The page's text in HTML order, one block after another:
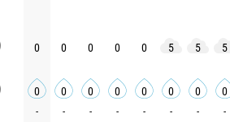
0 0 0 0 0 5 5 5
0 0 0 0 0 0 0 0
- - - - - - - -